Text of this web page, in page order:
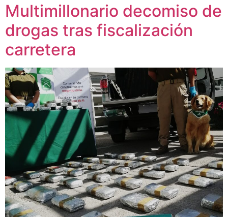
Multimillonario decomiso de
drogas tras fiscalización
carretera